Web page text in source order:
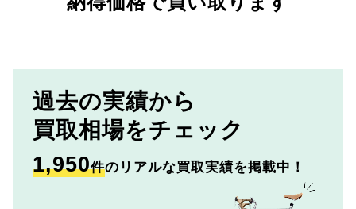
過去の実績から
買取相場をチェック
1,950件のリアルな買取実績を掲載中！